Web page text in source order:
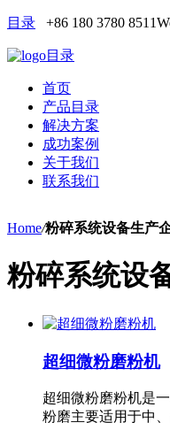
目录 +86 180 3780 8511
目录
首页
产品目录
解决方案
成功案例
关于我们
联系我们
Home/粉碎系统设备生产
粉碎系统设
超细微粉磨粉机
超细微粉磨粉机是
粉磨主要适用于中